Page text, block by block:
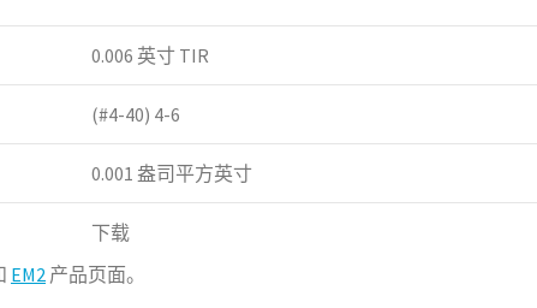
0.006 英寸 TIR
(#4-40) 4-6
0.001 盎司平方英寸
下载
EM2 产品页面。